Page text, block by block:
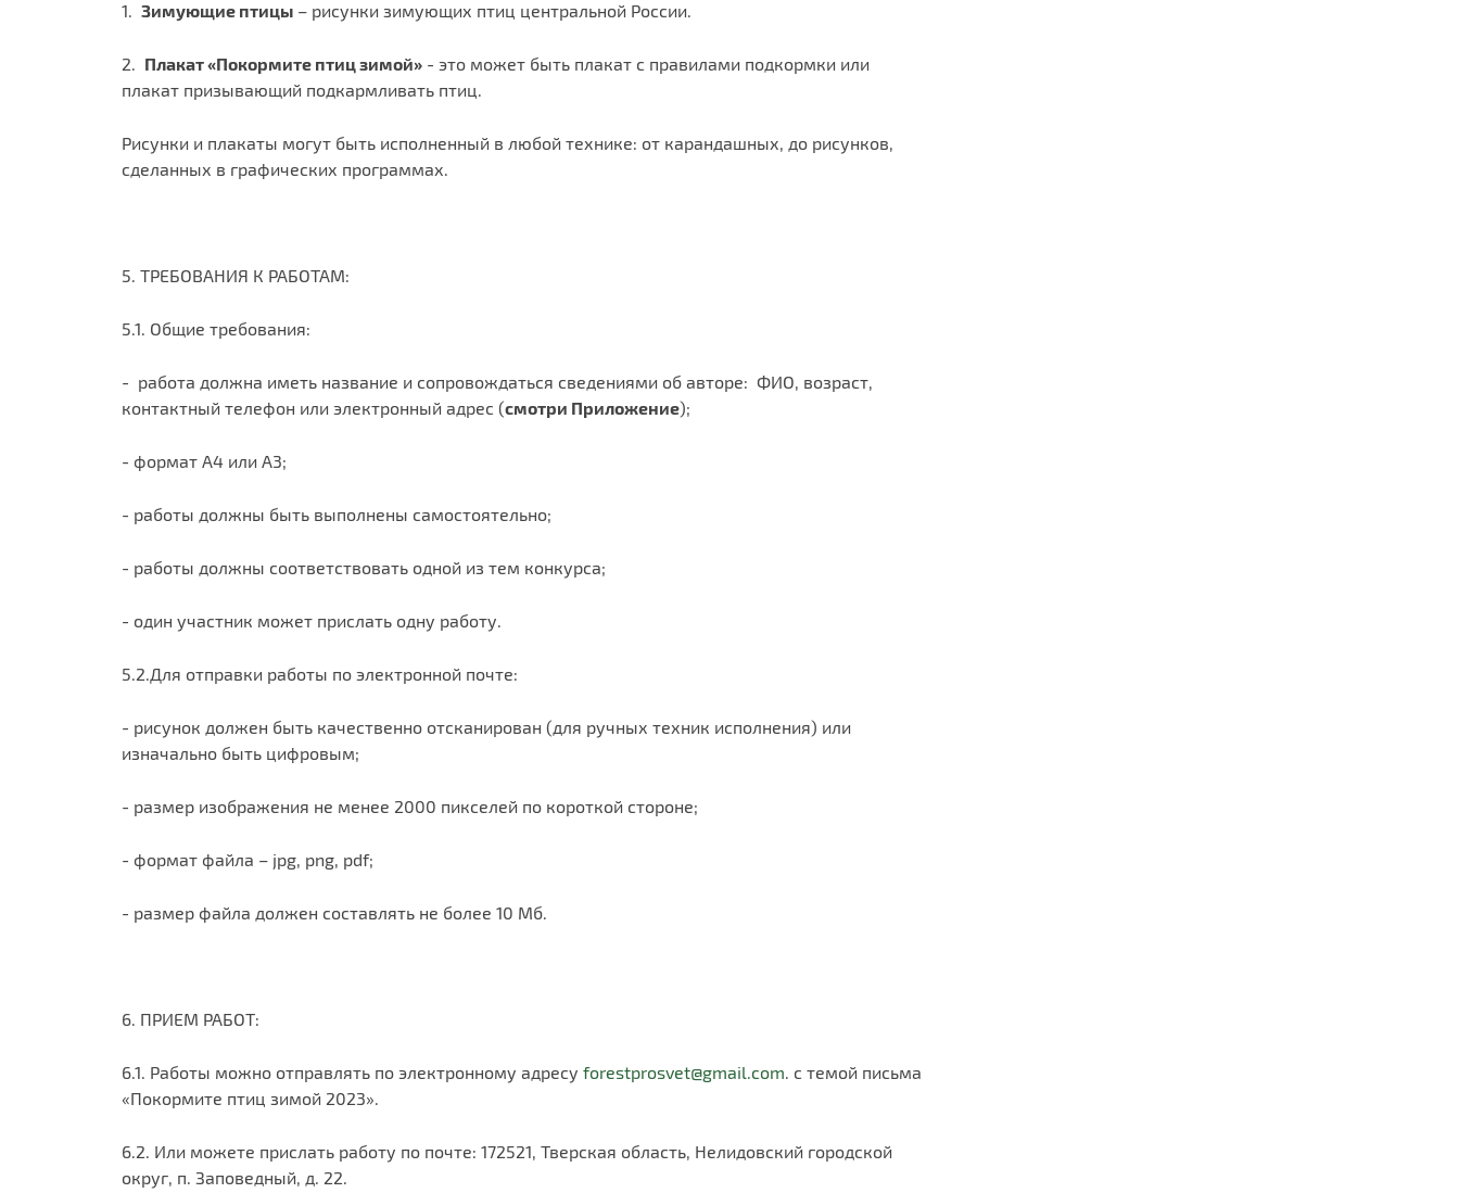
1. Зимующие птицы – рисунки зимующих птиц центральной России.
2. Плакат «Покормите птиц зимой» - это может быть плакат с правилами подкормки или
плакат призывающий подкармливать птиц.
Рисунки и плакаты могут быть исполненный в любой технике: от карандашных, до рисунков,
сделанных в графических программах.
5. ТРЕБОВАНИЯ К РАБОТАМ:
5.1. Общие требования:
- работа должна иметь название и сопровождаться сведениями об авторе: ФИО, возраст,
контактный телефон или электронный адрес (смотри Приложение);
- формат А4 или А3;
- работы должны быть выполнены самостоятельно;
- работы должны соответствовать одной из тем конкурса;
- один участник может прислать одну работу.
5.2.Для отправки работы по электронной почте:
- рисунок должен быть качественно отсканирован (для ручных техник исполнения) или
изначально быть цифровым;
- размер изображения не менее 2000 пикселей по короткой стороне;
- формат файла – jpg, png, pdf;
- размер файла должен составлять не более 10 Мб.
6. ПРИЕМ РАБОТ:
6.1. Работы можно отправлять по электронному адресу forestprosvet@gmail.com . с темой письма
«Покормите птиц зимой 2023».
6.2. Или можете прислать работу по почте: 172521, Тверская область, Нелидовский городской
округ, п. Заповедный, д. 22.